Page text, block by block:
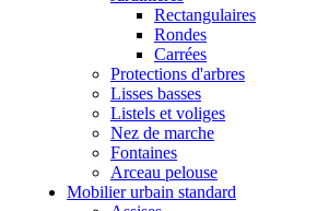
Rectangulaires
Rondes
Carrées
Protections d'arbres
Lisses basses
Listels et voliges
Nez de marche
Fontaines
Arceau pelouse
Mobilier urbain standard